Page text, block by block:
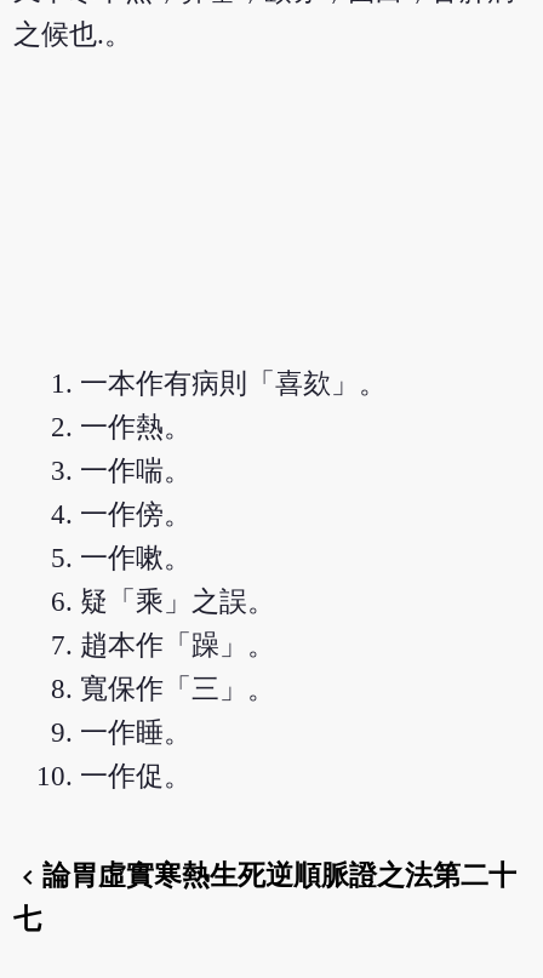
之候也.。
一本作有病則「喜欬」。
一作熱。
一作喘。
一作傍。
一作嗽。
疑「乘」之誤。
趙本作「躁」。
寬保作「三」。
一作睡。
一作促。
chevron_left論胃虛實寒熱生死逆順脈證之法第二十
七